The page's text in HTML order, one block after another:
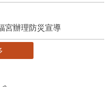
宮辦理防災宣導